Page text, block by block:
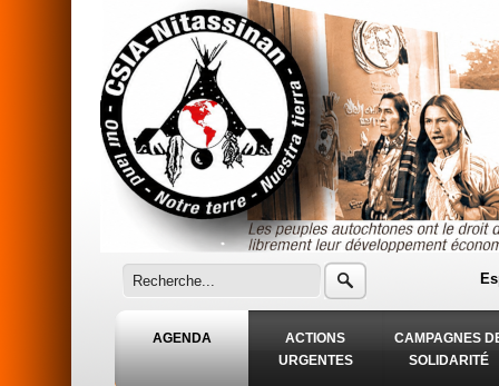
Aller au contenu principal
AGENDA
ACTIONS
URGENTES
CAMPAGNES
SOLIDARITÉ